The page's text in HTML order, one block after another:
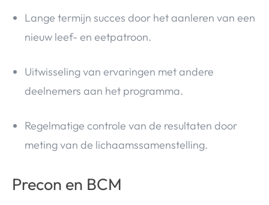
Lange termijn succes door het aanleren van een
nieuw leef- en eetpatroon.
Uitwisseling van ervaringen met andere
deelnemers aan het programma.
Regelmatige controle van de resultaten door
meting van de lichaamssamenstelling.
Precon en BCM